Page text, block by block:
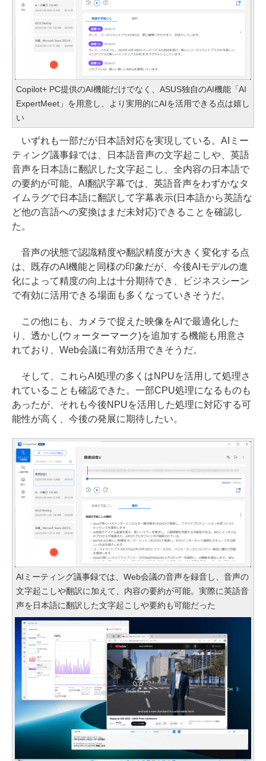
Copilot+ PC提供のAI機能だけでなく、ASUS独自のAI機能「AI
ExpertMeet」を用意し、より実用的にAIを活用できる点は嬉し
い
いずれも一部だが日本語対応を実現している。AIミー
ティング議事録では、日本語音声の文字起こしや、英語
音声を日本語に翻訳した文字起こし、全内容の日本語で
の要約が可能。AI翻訳字幕では、英語音声をわずかなタ
イムラグで日本語に翻訳して字幕表示(日本語から英語な
ど他の言語への変換はまだ未対応)できることを確認し
た。
音声の状態で認識精度や翻訳精度が大きく変化する点
は、既存のAI機能と同様の印象だが、今後AIモデルの進
化によって精度の向上は十分期待でき、ビジネスシーン
で有効に活用できる場面も多くなっていきそうだ。
この他にも、カメラで捉えた映像をAIで最適化した
り、透かし(ウォーターマーク)を追加する機能も用意さ
れており、Web会議に有効活用できそうだ。
そして、これらAI処理の多くはNPUを活用して処理さ
れていることも確認できた。一部CPU処理になるものも
あったが、それも今後NPUを活用した処理に対応する可
能性が高く、今後の発展に期待したい。
AIミーティング議事録では、Web会議の音声を録音し、音声の
文字起こしや翻訳に加えて、内容の要約が可能。実際に英語音
声を日本語に翻訳した文字起こしや要約も可能だった